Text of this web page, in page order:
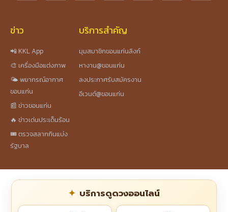
ข่าว
📲 KKL App
🎨 เครื่องมือแต่งภาพ
🌤️ พยากรณ์อากาศ
ขอนแก่น
📰 ข่าวขอนแก่น
🔥 ข่าวเด่นประเด็นร้อน
🎟️ ตรวจสลากกินแบ่ง
รัฐบาล
บริการสำคัญ
มุมสมาชิกขอนแก่นลิงก์
หางาน@ขอนแก่น
ลงประกาศรับสมัครงาน
อีเวนต์@ขอนแก่น
บริการดูดวงออนไลน์